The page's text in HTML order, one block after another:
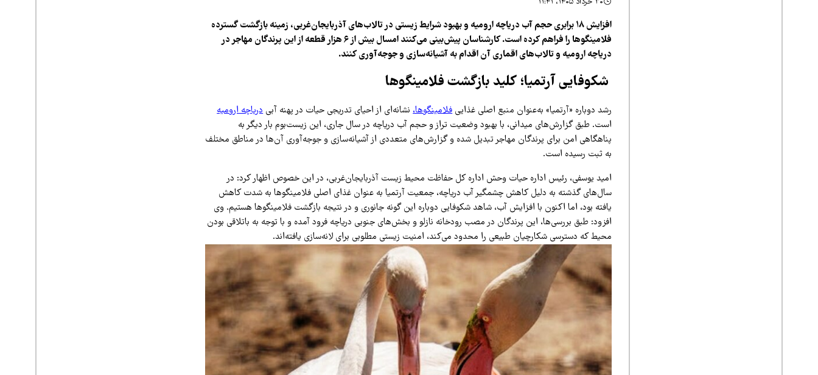
افزایش ۱۸ برابری حجم آب دریاچه ارومیه و بهبود شرایط زیستی در تالاب‌های آذربایجان‌غربی، زمینه بازگشت گسترده
فلامینگوها را فراهم کرده است. کارشناسان پیش‌بینی می‌کنند امسال بیش از ۶ هزار قطعه از این پرندگان مهاجر در
دریاچه ارومیه و تالاب‌های اقماری آن اقدام به آشیانه‌سازی و جوجه‌آوری کنند.
شکوفایی آرتمیا؛ کلید بازگشت فلامینگوها
رشد دوباره «آرتمیا» به‌عنوان منبع اصلی غذاییفلامینگوها،نشانه‌ای از احیای تدریجی حیات در پهنه آبیدریاچه ارومیه
است. طبق گزارش‌های میدانی، با بهبود وضعیت تراز و حجم آب دریاچه در سال جاری، این زیست‌بوم بار دیگر به
پناهگاهی امن برای پرندگان مهاجر تبدیل شده و گزارش‌های متعددی از آشیانه‌سازی و جوجه‌آوری آن‌ها در مناطق مختلف
به ثبت رسیده است.
امید یوسفی، رئیس اداره حیات وحش اداره کل حفاظت محیط زیست آذربایجان‌غربی، در این خصوص اظهار کرد: در
سال‌های گذشته به دلیل کاهش چشمگیر آب دریاچه، جمعیت آرتمیا به عنوان غذای اصلی فلامینگوها به شدت کاهش
یافته بود، اما اکنون با افزایش آب، شاهد شکوفایی دوباره این گونه جانوری و در نتیجه بازگشت فلامینگوها هستیم. وی
افزود: طبق بررسی‌ها، این پرندگان در مصب رودخانه نازلو و بخش‌های جنوبی دریاچه فرود آمده و با توجه به باتلاقی بودن
محیط که دسترسی شکارچیان طبیعی را محدود می‌کند، امنیت زیستی مطلوبی برای لانه‌سازی یافته‌اند.